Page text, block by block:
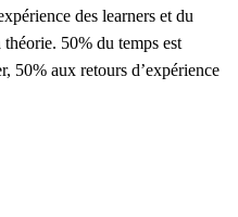
des learners et du
50% du temps est
50% aux retours d’expérience